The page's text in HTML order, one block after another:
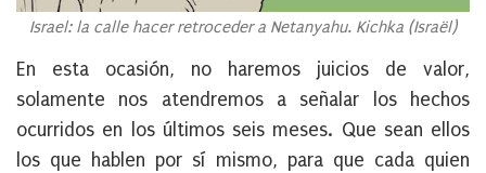
Israel: la calle hacer retroceder a Netanyahu. Kichka (Israël)
En esta ocasión, no haremos juicios de valor,
solamente nos atendremos a señalar los hechos
ocurridos en los últimos seis meses. Que sean ellos
los que hablen por sí mismo, para que cada quien